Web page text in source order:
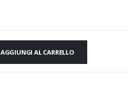
AGGIUNGI AL CARRELLO